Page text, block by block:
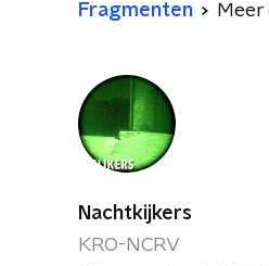
Fragmenten
Nachtkijkers
KRO-NCRV